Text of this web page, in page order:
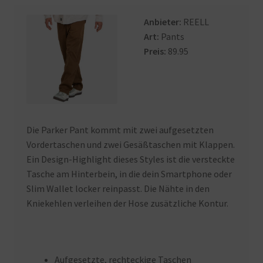
Anbieter: REELL
Art: Pants
Preis: 89.95
Die Parker Pant kommt mit zwei aufgesetzten
Vordertaschen und zwei Gesäßtaschen mit Klappen.
Ein Design-Highlight dieses Styles ist die versteckte
Tasche am Hinterbein, in die dein Smartphone oder
Slim Wallet locker reinpasst. Die Nähte in den
Kniekehlen verleihen der Hose zusätzliche Kontur.
Aufgesetzte, rechteckige Taschen